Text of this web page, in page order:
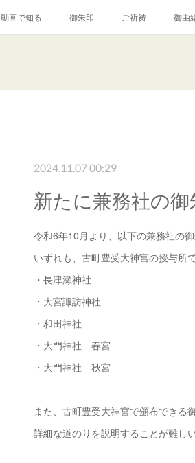
動画で知る 御朱印 ご祈祷 御由
2024.11.07 00:29
新たに兼務社の
令和6年10月より、以下の兼務社の御
いずれも、古町豊受大神宮の授与所
・長津瀬神社
・大宮諏訪神社
・和田神社
・大門神社 春宮
・大門神社 秋宮
また、古町豊受大神宮で頒布できる
詳細な道のりを説明することが難し